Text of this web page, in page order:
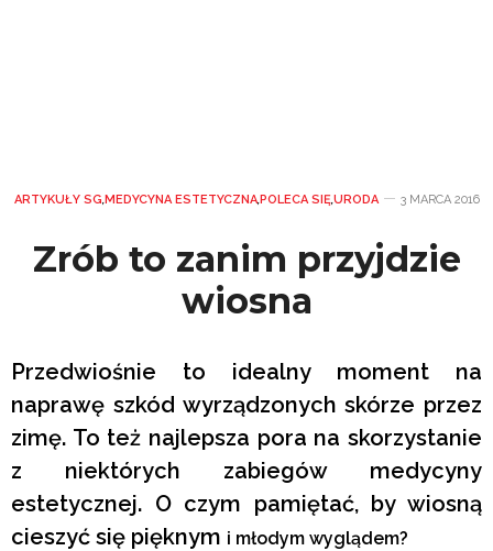
ARTYKUŁY SG,MEDYCYNA ESTETYCZNA,POLECA SIĘ,URODA 3 MARCA 2016
Zrób to zanim przyjdzie
wiosna
Przedwiośnie to idealny moment na
naprawę szkód wyrządzonych skórze przez
zimę. To też najlepsza pora na skorzystanie
z niektórych zabiegów medycyny
estetycznej. O czym pamiętać, by wiosną
cieszyć się pięknym i młodym wyglądem?